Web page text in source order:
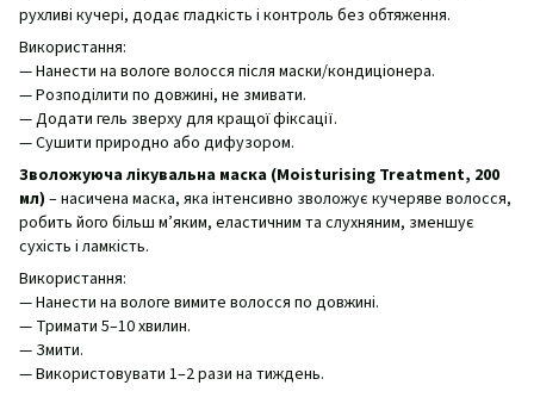
рухливі кучері, додає гладкість і контроль без обтяження.
Використання:
— Нанести на вологе волосся після маски/кондиціонера.
— Розподілити по довжині, не змивати.
— Додати гель зверху для кращої фіксації.
— Сушити природно або дифузором.
Зволожуюча лікувальна маска (Moisturising Treatment, 200
мл) – насичена маска, яка інтенсивно зволожує кучеряве волосся,
робить його більш м’яким, еластичним та слухняним, зменшує
сухість і ламкість.
Використання:
— Нанести на вологе вимите волосся по довжині.
— Тримати 5–10 хвилин.
— Змити.
— Використовувати 1–2 рази на тиждень.